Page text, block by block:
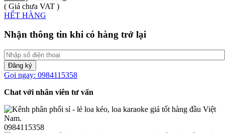
( Giá chưa VAT )
HẾT HÀNG
Nhận thông tin khi có hàng trở lại
Đăng ký
Gọi ngay: 0984115358
Chat với nhân viên tư vấn
0984115358